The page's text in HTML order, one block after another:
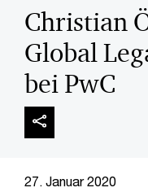
Christian
Global
bei PwC
27. Januar 2020